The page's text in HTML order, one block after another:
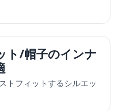
ト/帽子のインナ
トフィットするシルエッ